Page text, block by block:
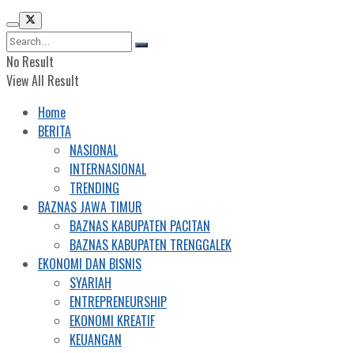
No Result
View All Result
Home
BERITA
NASIONAL
INTERNASIONAL
TRENDING
BAZNAS JAWA TIMUR
BAZNAS KABUPATEN PACITAN
BAZNAS KABUPATEN TRENGGALEK
EKONOMI DAN BISNIS
SYARIAH
ENTREPRENEURSHIP
EKONOMI KREATIF
KEUANGAN